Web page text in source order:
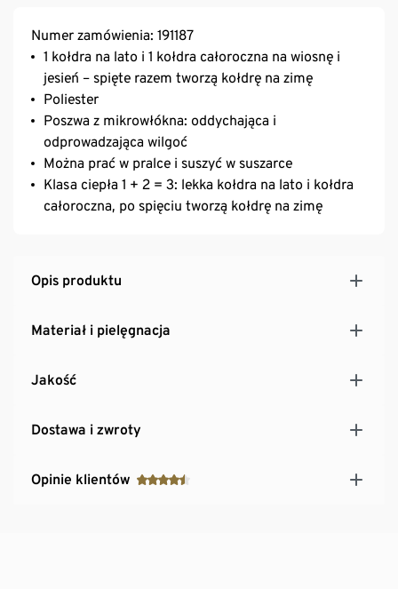
Numer zamówienia: 191187
1 kołdra na lato i 1 kołdra całoroczna na wiosnę i
jesień – spięte razem tworzą kołdrę na zimę
Poliester
Poszwa z mikrowłókna: oddychająca i
odprowadzająca wilgoć
Można prać w pralce i suszyć w suszarce
Klasa ciepła 1 + 2 = 3: lekka kołdra na lato i kołdra
całoroczna, po spięciu tworzą kołdrę na zimę
Opis produktu
Materiał i pielęgnacja
Jakość
Dostawa i zwroty
Opinie klientów